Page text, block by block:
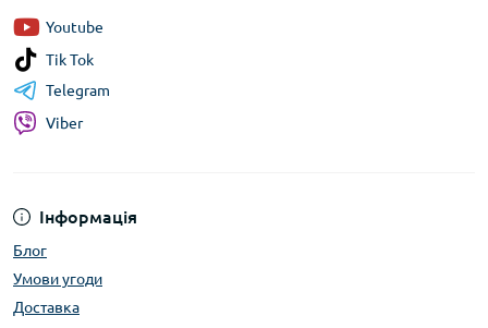
Інформація
Блог
Умови угоди
Доставка
Youtube
Tik Tok
Telegram
Viber